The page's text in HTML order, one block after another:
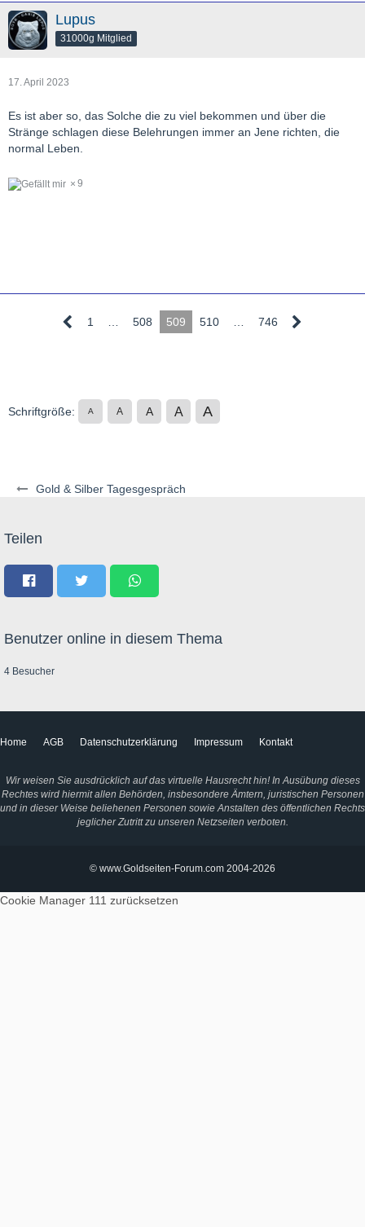
Gold & Silber Tagesgespräch
Lupus
31000g Mitglied
17. April 2023
Es ist aber so, das Solche die zu viel bekommen und über die
Stränge schlagen diese Belehrungen immer an Jene richten, die
normal Leben.
9
1 508 509 510 746
Schriftgröße: A A A A A
Teilen
Benutzer online in diesem Thema
4 Besucher
Home AGB Datenschutzerklärung Impressum Kontakt
Wir weisen Sie ausdrücklich auf das virtuelle Hausrecht hin! In Ausübung dieses
Rechtes wird hiermit allen Behörden, insbesondere Ämtern, juristischen Personen
und in dieser Weise beliehenen Personen sowie Anstalten des öffentlichen Rechts
jeglicher Zutritt zu unseren Netzseiten verboten.
© www.Goldseiten-Forum.com 2004-2026
Cookie Manager 111 zurücksetzen